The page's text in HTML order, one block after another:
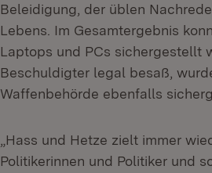
Beleidigung, der üblen
Lebens. Im Gesamtergebnis
Laptops und PCs sichergestellt
Beschuldigter legal besaß,
Waffenbehörde ebenfalls
„Hass und Hetze zielt immer
Politikerinnen und Politiker und